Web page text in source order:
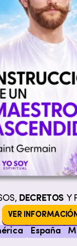
DECRETOS Y
VER INFORMACIÓN
España